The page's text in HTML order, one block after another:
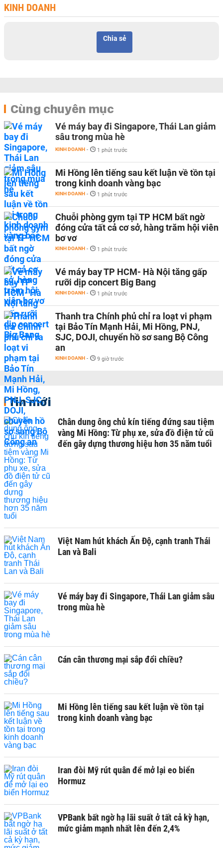
KINH DOANH
Chia sẻ
Cùng chuyên mục
Vé máy bay đi Singapore, Thái Lan giảm
sâu trong mùa hè
KINH DOANH - 1 phút trước
Mi Hồng lên tiếng sau kết luận về tồn tại
trong kinh doanh vàng bạc
KINH DOANH - 1 phút trước
Chuỗi phòng gym tại TP HCM bất ngờ
đóng cửa tất cả cơ sở, hàng trăm hội viên
bơ vơ
KINH DOANH - 1 phút trước
Vé máy bay TP HCM- Hà Nội tăng gấp
rưỡi dịp concert Big Bang
KINH DOANH - 1 phút trước
Thanh tra Chính phủ chỉ ra loạt vi phạm
tại Bảo Tín Mạnh Hải, Mi Hồng, PNJ,
SJC, DOJI, chuyển hồ sơ sang Bộ Công
an
KINH DOANH - 9 giờ trước
Tin mới
Chân dung ông chủ kín tiếng đứng sau tiệm
vàng Mi Hồng: Từ phụ xe, sửa đồ điện tử cũ
đến gây dựng thương hiệu hơn 35 năm tuổi
Việt Nam hút khách Ấn Độ, cạnh tranh Thái
Lan và Bali
Vé máy bay đi Singapore, Thái Lan giảm sâu
trong mùa hè
Cán cân thương mại sắp đổi chiều?
Mi Hồng lên tiếng sau kết luận về tồn tại
trong kinh doanh vàng bạc
Iran đòi Mỹ rút quân để mở lại eo biển
Hormuz
VPBank bất ngờ hạ lãi suất ở tất cả kỳ hạn,
mức giảm mạnh nhất lên đến 2,4%